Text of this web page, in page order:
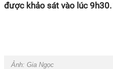
được khảo sát vào lúc
Ảnh: Gia Ngọc